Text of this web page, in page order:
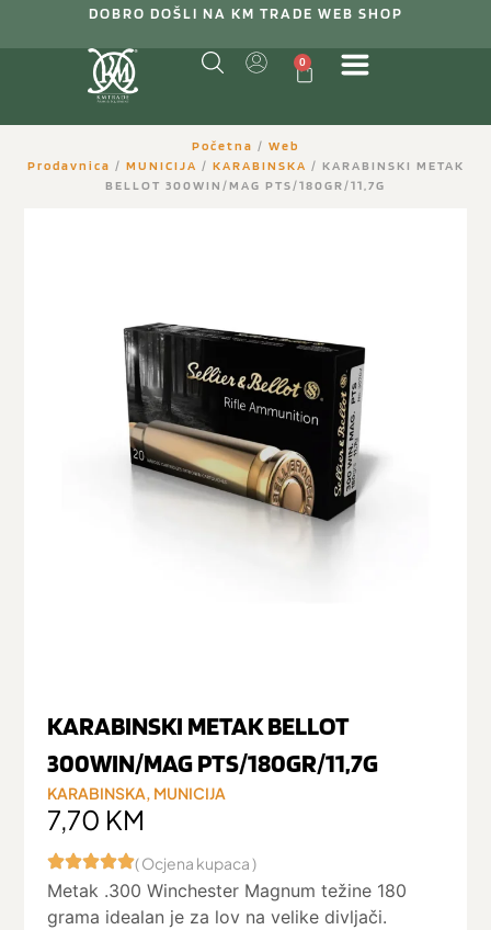
DOBRO DOŠLI NA KM TRADE WEB SHOP
0
Početna / Web
Prodavnica / MUNICIJA / KARABINSKA / KARABINSKI METAK
BELLOT 300WIN/MAG PTS/180GR/11,7G
KARABINSKI METAK BELLOT
300WIN/MAG PTS/180GR/11,7G
KARABINSKA, MUNICIJA
7,70 KM
( Ocjena kupaca )
Metak .300 Winchester Magnum težine 180
grama idealan je za lov na velike divljači.